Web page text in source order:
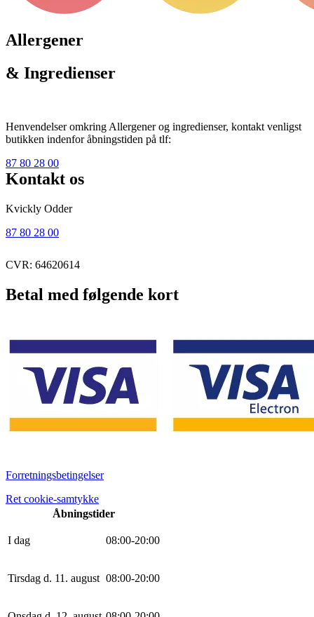
Allergener
& Ingredienser
Henvendelser omkring Allergener og ingredienser, kontakt venligst
butikken indenfor åbningstiden på tlf:
87 80 28 00
Kontakt os
Kvickly Odder
87 80 28 00
CVR: 64620614
Betal med følgende kort
Forretningsbetingelser
Ret cookie-samtykke
Åbningstider
I dag 08:00-20:00
Tirsdag d. 11. august 08:00-20:00